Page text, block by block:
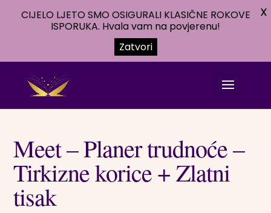
Meet – Planer trudnoće –
Tirkizne korice + Zlatni
tisak
CIJELO LJETO SMO OSIGURALI KLASIČNE ROKOVE
ISPORUKA. Hvala vam na povjerenu!
Zatvori
X